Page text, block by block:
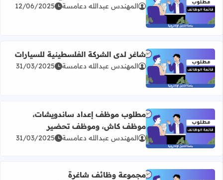
اقرأ المزيد عن مطلوب مسؤول مناوبة في مؤسسة سوا
المهندس عبدالله دعامسة 12/06/2025
اقرأ المزيد عن شاغر لدى الشركة الفلسطينية للسيارات
شاغر لدى الشركة الفلسطينية للسيارات
المهندس عبدالله دعامسة 31/03/2025
اقرأ المزيد عن مطلوب موظف إعداد ساندويشات، موظف
مطلوب موظف إعداد ساندويشات،
موظف كاش، وموظف تحضير
المهندس عبدالله دعامسة 31/03/2025
مجموعة وظائف شاغرة